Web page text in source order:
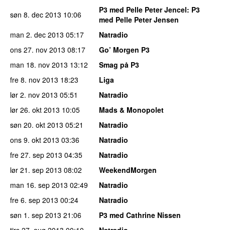
søn 8. dec 2013 10:06 P3 med Pelle Peter Jencel: P3
med Pelle Peter Jensen
man 2. dec 2013 05:17
Natradio
ons 27. nov 2013 08:17
Go’ Morgen P3
man 18. nov 2013 13:12
Smag på P3
fre 8. nov 2013 18:23
Liga
lør 2. nov 2013 05:51
Natradio
lør 26. okt 2013 10:05
Mads & Monopolet
søn 20. okt 2013 05:21
Natradio
ons 9. okt 2013 03:36
Natradio
fre 27. sep 2013 04:35
Natradio
lør 21. sep 2013 08:02
WeekendMorgen
man 16. sep 2013 02:49
Natradio
fre 6. sep 2013 00:24
Natradio
søn 1. sep 2013 21:06
P3 med Cathrine Nissen